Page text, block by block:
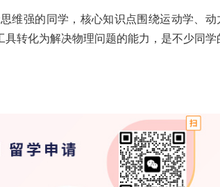
维强的同学，核心知识点围绕运动学、动
转化为解决物理问题的能力，是不少同学